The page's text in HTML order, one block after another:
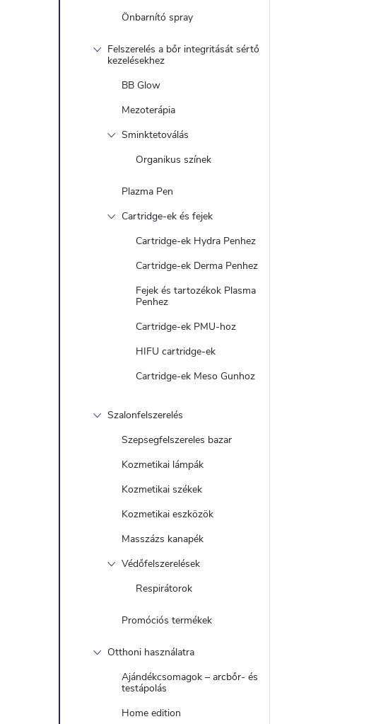
Önbarnító spray
Felszerelés a bőr integritását sértő
kezelésekhez
BB Glow
Mezoterápia
Sminktetoválás
Organikus színek
Plazma Pen
Cartridge-ek és fejek
Cartridge-ek Hydra Penhez
Cartridge-ek Derma Penhez
Fejek és tartozékok Plasma
Penhez
Cartridge-ek PMU-hoz
HIFU cartridge-ek
Cartridge-ek Meso Gunhoz
Szalonfelszerelés
Szepsegfelszereles bazar
Kozmetikai lámpák
Kozmetikai székek
Kozmetikai eszközök
Masszázs kanapék
Védőfelszerelések
Respirátorok
Promóciós termékek
Otthoni használatra
Ajándékcsomagok – arcbőr- és
testápolás
Home edition